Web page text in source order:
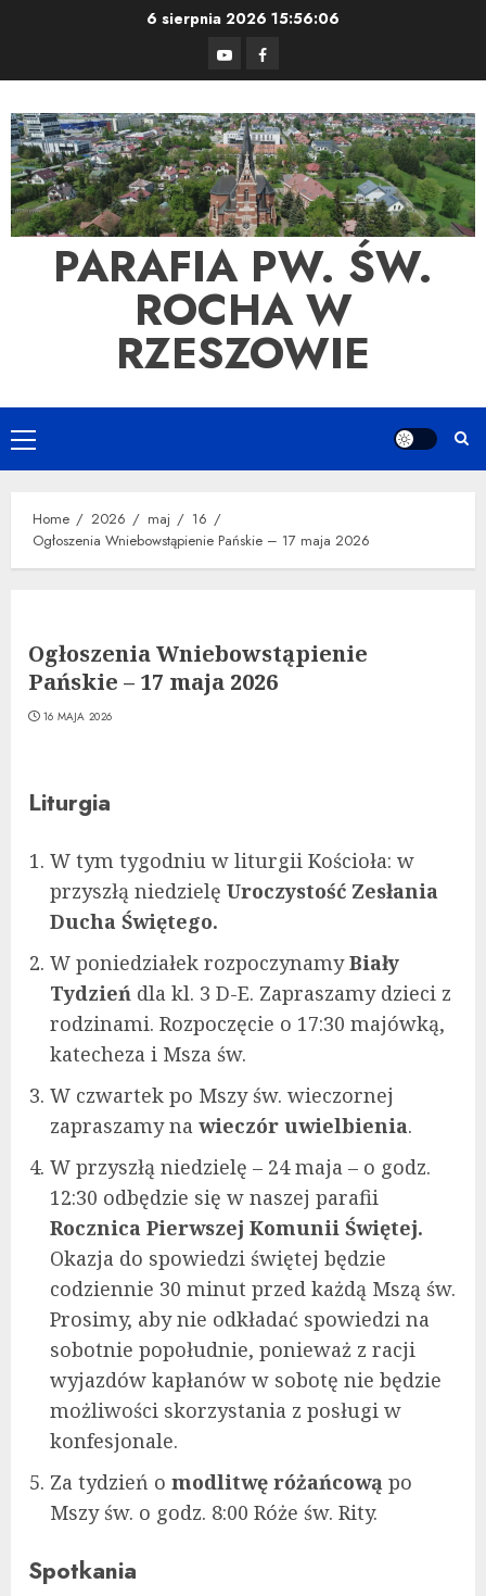
6 sierpnia 202615:56:07
YouTubeFacebook
PARAFIA PW. ŚW.
ROCHA W
RZESZOWIE
Primary
Menu
Home 2026 maj
16
Ogłoszenia Wniebowstąpienie Pańskie – 17 maja 2026
Ogłoszenia Wniebowstąpienie
Pańskie – 17 maja 2026
16 MAJA 2026
Liturgia
W tym tygodniu w liturgii Kościoła: w
przyszłą niedzielę Uroczystość Zesłania
Ducha Świętego.
W poniedziałek rozpoczynamyBiały
Tydzień dla kl. 3 D-E. Zapraszamy dzieci z
rodzinami. Rozpoczęcie o 17:30 majówką,
katecheza i Msza św.
W czwartek po Mszy św. wieczornej
zapraszamy na wieczór uwielbienia.
W przyszłą niedzielę – 24 maja – o godz.
12:30 odbędzie się w naszej parafii
Rocznica Pierwszej Komunii Świętej.
Okazja do spowiedzi świętej będzie
codziennie 30 minut przed każdą Mszą św.
Prosimy, aby nie odkładać spowiedzi na
sobotnie popołudnie, ponieważ z racji
wyjazdów kapłanów w sobotę nie będzie
możliwości skorzystania z posługi w
konfesjonale.
Za tydzień o modlitwę różańcową po
Mszy św. o godz. 8:00 Róże św. Rity.
Spotkania